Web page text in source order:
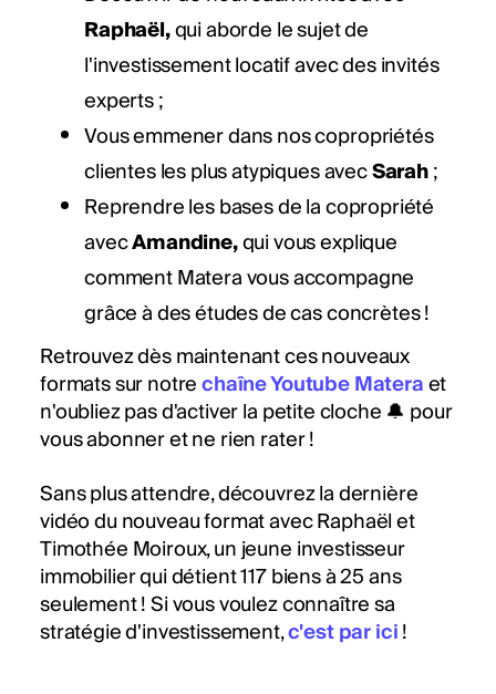
Raphaël,qui aborde le sujet de
l'investissement locatif avec des invités
experts ;
Vous emmener dans nos copropriétés
clientes les plus atypiques avecSarah;
Reprendre les bases de la copropriété
avecAmandine,qui vous explique
comment Matera vous accompagne
grâce à des études de cas concrètes !
Retrouvez dès maintenant ces nouveaux
formats sur notrechaîne Youtube Materaet
n'oubliez pas d'activer la petite cloche 🔔 pour
vous abonner et ne rien rater !
Sans plus attendre, découvrez la dernière
vidéo du nouveau format avec Raphaël et
Timothée Moiroux, un jeune investisseur
immobilier qui détient 117 biens à 25 ans
seulement ! Si vous voulez connaître sa
stratégie d'investissement,c'est par ici!